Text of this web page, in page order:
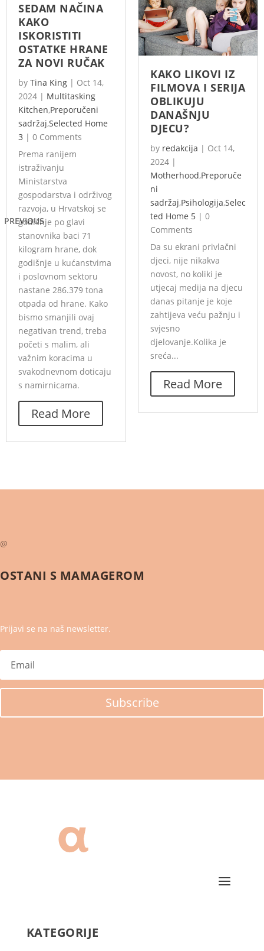
PREVIOUS
SEDAM NAČINA
KAKO
ISKORISTITI
OSTATKE HRANE
ZA NOVI RUČAK
by Tina King | Oct 14,
2024 | Multitasking
Kitchen,Preporučeni
sadržaj,Selected Home
3 | 0 Comments
Prema ranijem
istraživanju
Ministarstva
gospodarstva i održivog
razvoja, u Hrvatskoj se
godišnje po glavi
stanovnika baci 71
kilogram hrane, dok
godišnje u kućanstvima
i poslovnom sektoru
nastane 286.379 tona
otpada od hrane. Kako
bismo smanjili ovaj
negativan trend, treba
početi s malim, ali
važnim koracima u
svakodnevnom doticaju
s namirnicama.
Read More
KAKO LIKOVI IZ
FILMOVA I SERIJA
OBLIKUJU
DANAŠNJU
DJECU?
by redakcija | Oct 14,
2024 |
Motherhood,Preporuče
ni
sadržaj,Psihologija,Selec
ted Home 5 | 0
Comments
Da su ekrani privlačni
djeci, nije nikakva
novost, no koliki je
utjecaj medija na djecu
danas pitanje je koje
zahtijeva veću pažnju i
svjesno
djelovanje.Kolika je
sreća...
Read More
@
OSTANI S MAMAGEROM
Prijavi se na naš newsletter.
Subscribe
KATEGORIJE